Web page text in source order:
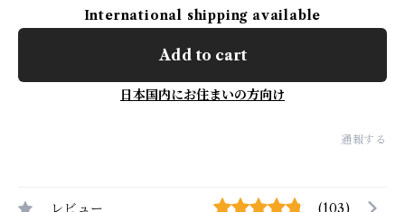
International shipping available
Add to cart
日本国内にお住まいの方向け
通報する
レビュー (103)